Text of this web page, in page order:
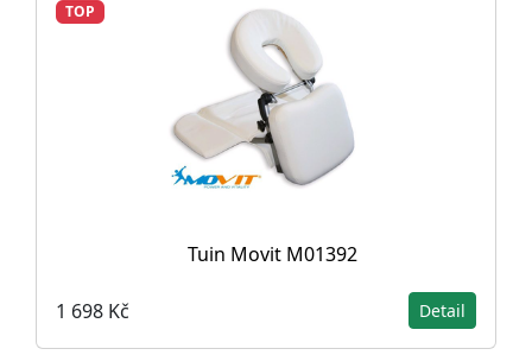
TOP
Tuin Movit M01392
1 698 Kč Detail